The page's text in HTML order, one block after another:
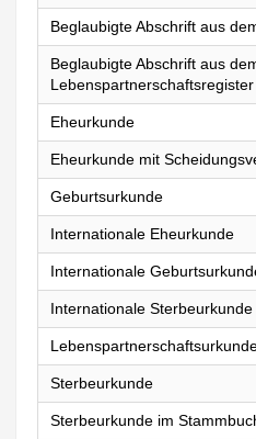
Beglaubigte Abschrift aus
Beglaubigte Abschrift aus
Lebenspartnerschaftsregister
Eheurkunde
Eheurkunde mit
Geburtsurkunde
Internationale Eheurkunde
Internationale
Internationale Sterbeurkunde
Sterbeurkunde
Sterbeurkunde im